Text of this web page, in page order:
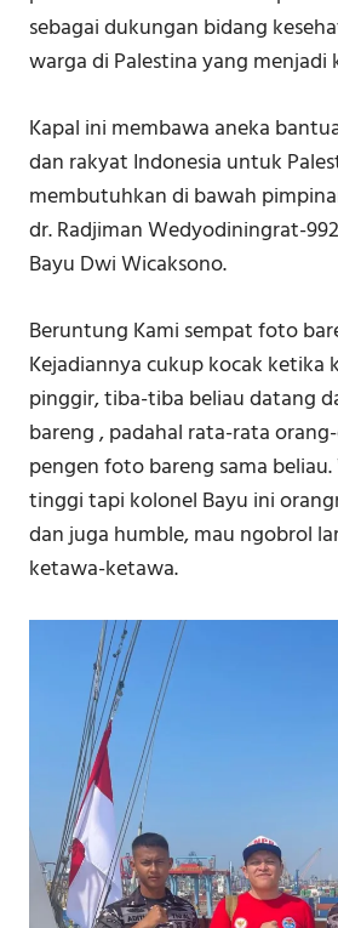
sebagai dukungan bidang
warga di Palestina yang menjadi
Kapal ini membawa aneka
dan rakyat Indonesia untuk
membutuhkan di bawah
dr. Radjiman Wedyodiningrat-
Bayu Dwi Wicaksono.
Beruntung Kami sempat foto
Kejadiannya cukup kocak
pinggir, tiba-tiba beliau datang
bareng , padahal rata-rata
pengen foto bareng sama
tinggi tapi kolonel Bayu ini
dan juga humble, mau ngobrol
ketawa-ketawa.